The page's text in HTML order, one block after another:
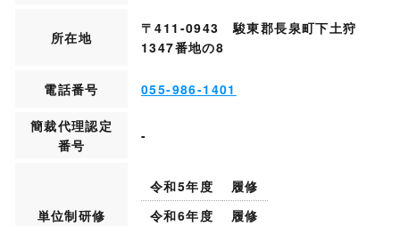
所在地
〒411-0943 駿東郡長泉町下土狩
1347番地の8
電話番号 055-986-1401
簡裁代理認定
番号
-
単位制研修
令和5年度
履修
令和6年度
履修